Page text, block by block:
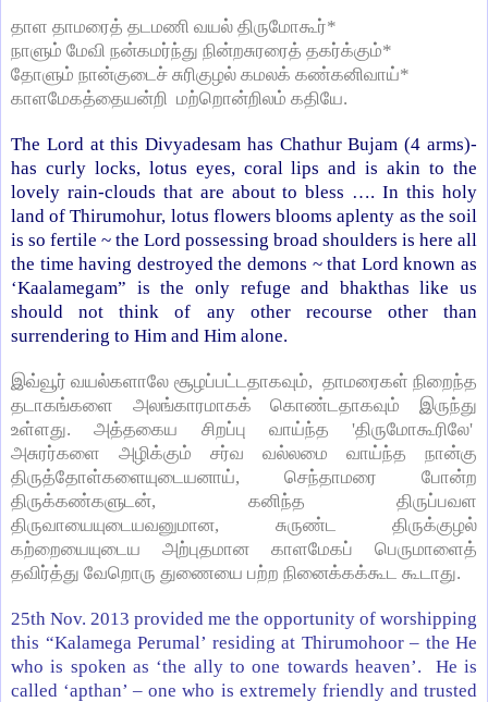
தாள தாமரைத் தடமணி வயல் திருமோகூர்*
நாளும் மேவி நன்கமர்ந்து நின்றசுரரைத் தகர்க்கும்*
தோளும் நான்குடைச் சுரிகுழல் கமலக் கண்கனிவாய்*
காளமேகத்தையன்றி மற்றொன்றிலம் கதியே.
The Lord at this Divyadesam has Chathur Bujam (4 arms)-
has curly locks, lotus eyes, coral lips and is akin to the
lovely rain-clouds that are about to bless …. In this holy
land of Thirumohur, lotus flowers blooms aplenty as the soil
is so fertile ~ the Lord possessing broad shoulders is here all
the time having destroyed the demons ~ that Lord known as
‘Kaalamegam” is the only refuge and bhakthas like us
should not think of any other recourse other than
surrendering to Him and Him alone.
இவ்வூர் வயல்களாலே சூழப்பட்டதாகவும், தாமரைகள் நிறைந்த
தடாகங்களை அலங்காரமாகக் கொண்டதாகவும் இருந்து
உள்ளது. அத்தகைய சிறப்பு வாய்ந்த 'திருமோகூரிலே'
அசுரர்களை அழிக்கும் சர்வ வல்லமை வாய்ந்த நான்கு
திருத்தோள்களையுடையனாய், செந்தாமரை போன்ற
திருக்கண்களுடன், கனிந்த திருப்பவள
திருவாயையுடையவனுமான, சுருண்ட திருக்குழல்
கற்றையையுடைய அற்புதமான காளமேகப் பெருமாளைத்
தவிர்த்து வேறொரு துணையை பற்ற நினைக்கக்கூட கூடாது.
25th Nov. 2013 provided me the opportunity of worshipping
this “Kalamega Perumal’ residing at Thirumohoor – the He
who is spoken as ‘the ally to one towards heaven’. He is
called ‘apthan’ – one who is extremely friendly and trusted